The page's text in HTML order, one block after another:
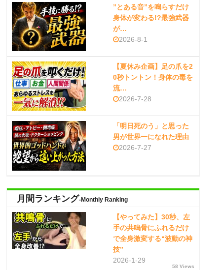
”とある音”を鳴らすだけ
身体が変わる!?最強武器
が…
2026-8-1
【夏休み企画】足の爪を2
0秒トントン！身体の毒を
流…
2026-7-28
「明日死のう」と思った
男が世界一になれた理由
2026-7-27
月間ランキング-Monthly Ranking
【やってみた】30秒、左
手の共鳴骨にふれるだけ
で全身激変する“波動の神
技”
2026-1-29
58 Views